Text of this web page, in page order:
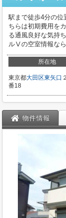
駅まで徒歩4分の位
ちらは初期費用を
る通風良好な気持
ルⅤの空室情報なら
所在地
東京都大田区東矢口
番18
物件情報